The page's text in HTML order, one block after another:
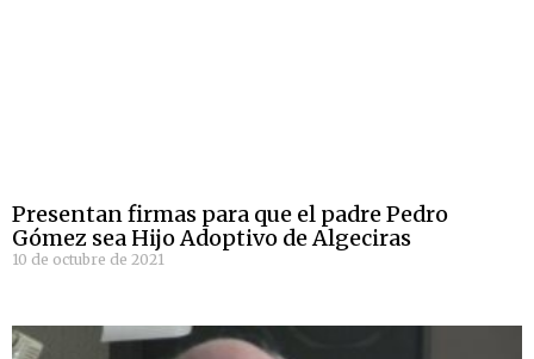
Presentan firmas para que el padre Pedro
Gómez sea Hijo Adoptivo de Algeciras
10 de octubre de 2021